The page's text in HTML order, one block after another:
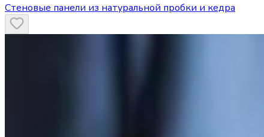
Стеновые панели из натуральной пробки и кедра